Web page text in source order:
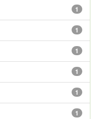
1
1
1
1
1
1